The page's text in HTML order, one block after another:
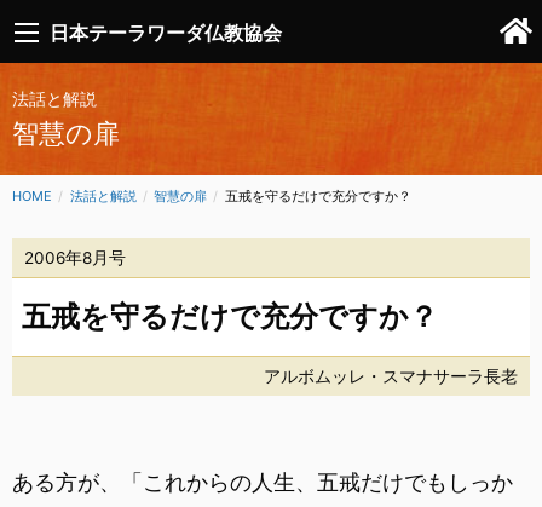
日本テーラワーダ仏教協会
法話と解説
智慧の扉
HOME 法話と解説 智慧の扉 CURRENT:
五戒を守るだけで充分ですか？
2006年8月号
五戒を守るだけで充分ですか？
アルボムッレ・スマナサーラ長老
ある方が、「これからの人生、五戒だけでもしっか